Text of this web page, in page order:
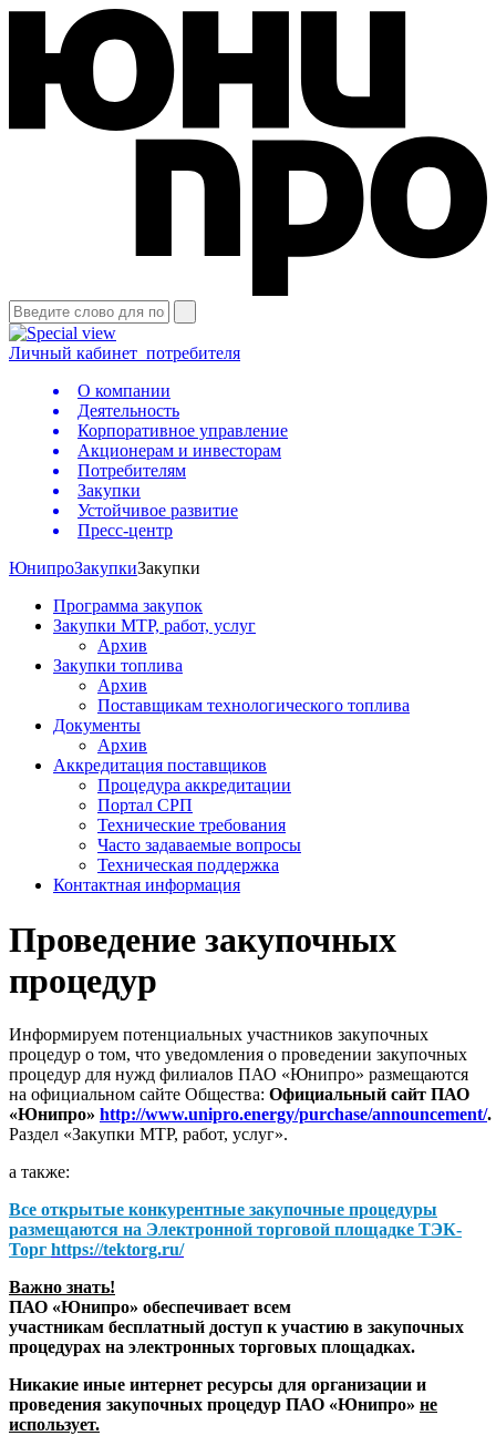
Личный кабинет потребителя
О компании
Деятельность
Корпоративное управление
Акционерам и инвесторам
Потребителям
Закупки
Устойчивое развитие
Пресс-центр
ЮнипроЗакупкиЗакупки
Программа закупок
Закупки МТР, работ, услуг
Архив
Закупки топлива
Архив
Поставщикам технологического топлива
Документы
Архив
Аккредитация поставщиков
Процедура аккредитации
Портал СРП
Технические требования
Часто задаваемые вопросы
Техническая поддержка
Контактная информация
Проведение закупочных
процедур
Информируем потенциальных участников закупочных
процедур о том, что уведомления о проведении закупочных
процедур для нужд филиалов ПАО «Юнипро» размещаются
на официальном сайте Общества: Официальный сайт ПАО
«Юнипро» http://www.unipro.energy/purchase/announcement/.
Раздел «Закупки МТР, работ, услуг».
а также:
Все открытые конкурентные закупочные процедуры
размещаются на Электронной торговой площадке ТЭК-
Торг https://tektorg.ru/
Важно знать!
ПАО «Юнипро» обеспечивает всем
участникам бесплатный доступ к участию в закупочных
процедурах на электронных торговых площадках.
Никакие иные интернет ресурсы для организации и
проведения закупочных процедур ПАО «Юнипро» не
использует.